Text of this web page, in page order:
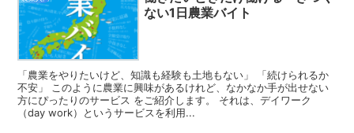
ない1日農業バイト
「農業をやりたいけど、知識も経験も土地もない」 「続けられるか
不安」 このように農業に興味があるけれど、なかなか手が出せない
方にぴったりのサービス をご紹介します。 それは、デイワーク
（day work）というサービスを利用...